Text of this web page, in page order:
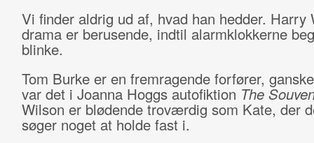
Vi finder aldrig ud af, hvad han hedder. Harry
drama er berusende, indtil alarmklokkerne
blinke.
Tom Burke er en fremragende forfører,
var det i Joanna Hoggs autofiktion The
Wilson er blødende troværdig som Kate, der
søger noget at holde fast i.